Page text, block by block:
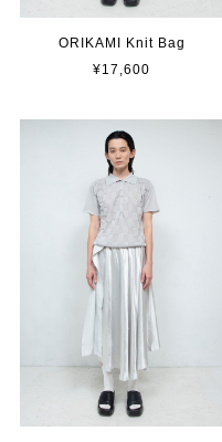
ORIKAMI Knit Bag
¥17,600